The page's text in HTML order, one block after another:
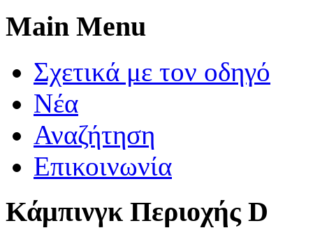
Main Menu
Σχετικά με τον οδηγό
Νέα
Αναζήτηση
Επικοινωνία
Κάμπινγκ Περιοχής D